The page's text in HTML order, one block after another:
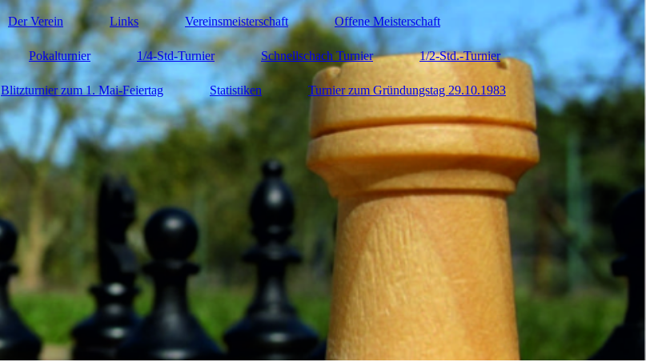
Der Verein Links Vereinsmeisterschaft Offene Meisterschaft
Pokalturnier 1/4-Std-Turnier Schnellschach Turnier 1/2-Std.-Turnier
Blitzturnier zum 1. Mai-Feiertag Statistiken Turnier zum Gründungstag 29.10.1983